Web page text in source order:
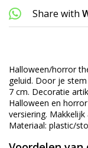
Share with
Halloween/horror
geluid. Door je
7 cm. Decoratie
Halloween en
versiering.
Materiaal: plastic/